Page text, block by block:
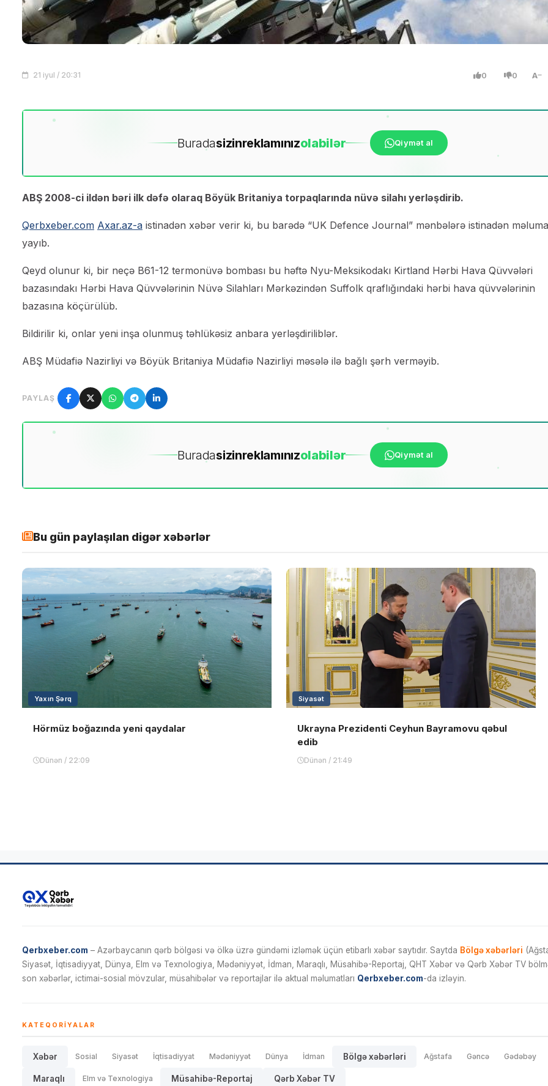
21 iyul / 20:31 0 0 A
Buradasizinreklamınızolabilər Qiymət al
ABŞ 2008-ci ildən bəri ilk dəfə olaraq Böyük Britaniya torpaqlarında nüvə silahı yerləşdirib.
Qerbxeber.com Axar.az-a istinadən xəbər verir ki, bu barədə “UK Defence Journal” mənbələrə istinadən
yayıb.
Qeyd olunur ki, bir neçə B61-12 termonüvə bombası bu həftə Nyu-Meksikodakı Kirtland Hərbi Hava Qüvvələri
bazasındakı Hərbi Hava Qüvvələrinin Nüvə Silahları Mərkəzindən Suffolk qraflığındaki hərbi hava qüvvələrinin
bazasına köçürülüb.
Bildirilir ki, onlar yeni inşa olunmuş təhlükəsiz anbara yerləşdiriliblər.
ABŞ Müdafiə Nazirliyi və Böyük Britaniya Müdafiə Nazirliyi məsələ ilə bağlı şərh verməyib.
PAYLAŞ
Buradasizinreklamınızolabilər Qiymət al
Bu gün paylaşılan digər xəbərlər
Yaxın Şərq
Hörmüz boğazında yeni qaydalar
Dünən / 22:09
Siyasət
Ukrayna Prezidenti Ceyhun Bayramovu qəbul
edib
Dünən / 21:49
Qerbxeber.com – Azərbaycanın qərb bölgəsi və ölkə üzrə gündəmi izləmək üçün etibarlı xəbər saytıdır. Saytda Bölgə xəbərləri
Siyasət, İqtisadiyyat, Dünya, Elm və Texnologiya, Mədəniyyət, İdman, Maraqlı, Müsahibə-Reportaj, QHT Xəbər və Qərb Xəbər TV
son xəbərlər, ictimai-sosial mövzular, müsahibələr və reportajlar ilə aktual məlumatları Qerbxeber.com-da izləyin.
KATEQORIYALAR
Xəbər Sosial Siyasət İqtisadiyyat Mədəniyyət Dünya İdman Bölgə xəbərləri Ağstafa Gəncə Gədəbəy
Maraqlı Elm və Texnologiya Müsahibə-Reportaj Qərb Xəbər TV